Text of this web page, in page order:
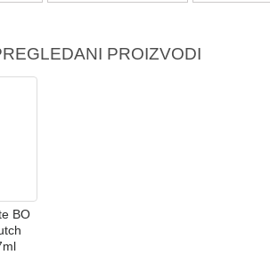
PROIZVODI
BO